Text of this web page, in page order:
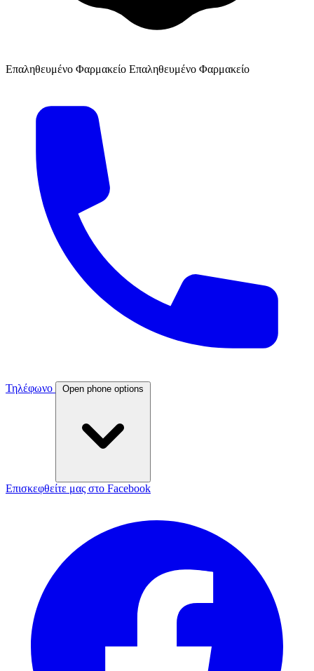
Επαληθευμένο Φαρμακείο Επαληθευμένο Φαρμακείο
Τηλέφωνο Open phone options
Επισκεφθείτε μας στο Facebook